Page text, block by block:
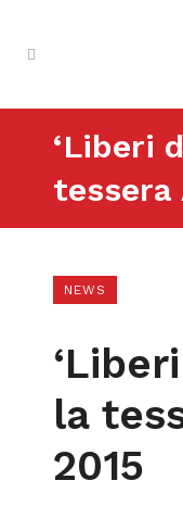
‘Liberi
tessera
NEWS
la
2015